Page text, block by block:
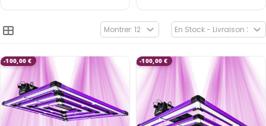
-100,00 € -100,00 €